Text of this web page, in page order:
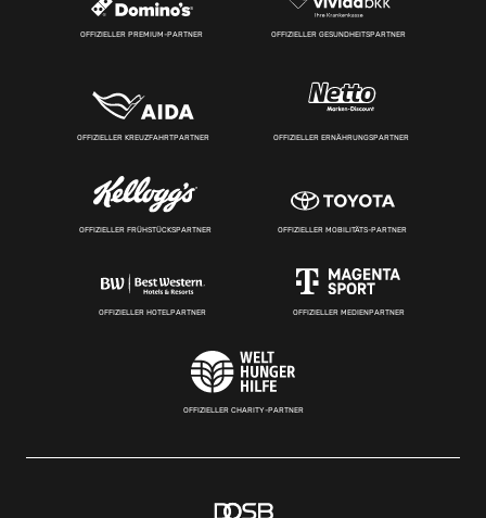
OFFIZIELLER PREMIUM-PARTNER OFFIZIELLER GESUNDHEITSPARTNER
OFFIZIELLER KREUZFAHRTPARTNER OFFIZIELLER ERNÄHRUNGSPARTNER
OFFIZIELLER FRÜHSTÜCKSPARTNER OFFIZIELLER MOBILITÄTS-PARTNER
OFFIZIELLER HOTELPARTNER OFFIZIELLER MEDIENPARTNER
OFFIZIELLER CHARITY-PARTNER